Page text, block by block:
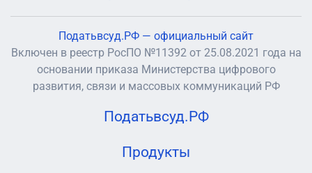
Податьвсуд.РФ — официальный сайт
Включен в реестр РосПО №11392 от 25.08.2021 года на
основании приказа Министерства цифрового
развития, связи и массовых коммуникаций РФ
Податьвсуд.РФ
Продукты